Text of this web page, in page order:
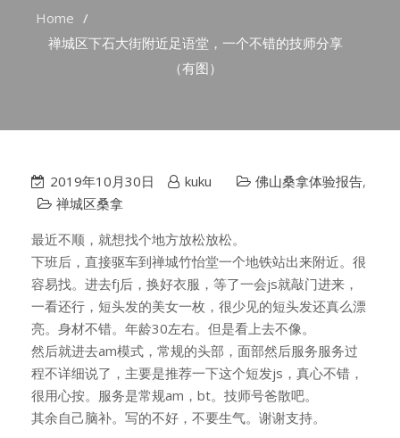
Home
禅城区下石大街附近足语堂，一个不错的技师分享
（有图）
2019年10月30日 kuku 佛山桑拿体验报告,
禅城区桑拿
最近不顺，就想找个地方放松放松。
下班后，直接驱车到禅城竹怡堂一个地铁站出来附近。很
容易找。进去fj后，换好衣服，等了一会js就敲门进来，
一看还行，短头发的美女一枚，很少见的短头发还真么漂
亮。身材不错。年龄30左右。但是看上去不像。
然后就进去am模式，常规的头部，面部然后服务服务过
程不详细说了，主要是推荐一下这个短发js，真心不错，
很用心按。服务是常规am，bt。技师号爸散吧。
其余自己脑补。写的不好，不要生气。谢谢支持。